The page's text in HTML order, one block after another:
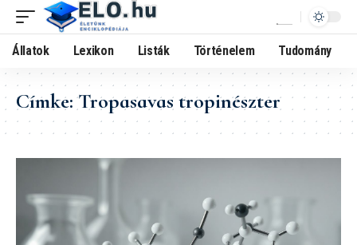
Állatok Lexikon Listák Történelem Tudomány
Címke:Tropasavas tropinészter